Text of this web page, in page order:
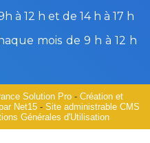
à 12 h et de 14 h à 17 h
mois de 9 h à 12 h
Solution Pro- Création et
Net15- Site administrable CMS
Générales d'Utilisation